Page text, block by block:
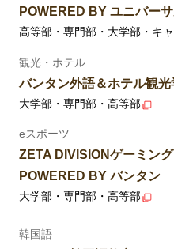
POWERED BY ユニバー
高等部・専門部・大学部・キ
観光・ホテル
バンタン外語＆ホテル観光
大学部・専門部・高等部
eスポーツ
ZETA DIVISIONゲーミン
POWERED BY バンタン
大学部・専門部・高等部
韓国語